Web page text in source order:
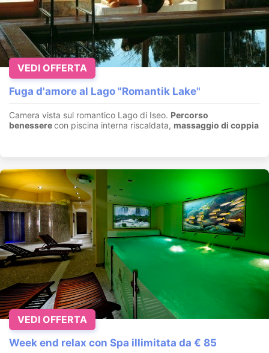
Fuga d'amore al Lago "Romantik Lake"
Camera vista sul romantico Lago di Iseo. Percorso
benesserecon piscina interna riscaldata, massaggio di coppia
VEDI OFFERTA
Week end relax con Spa illimitata da € 85
VEDI OFFERTA